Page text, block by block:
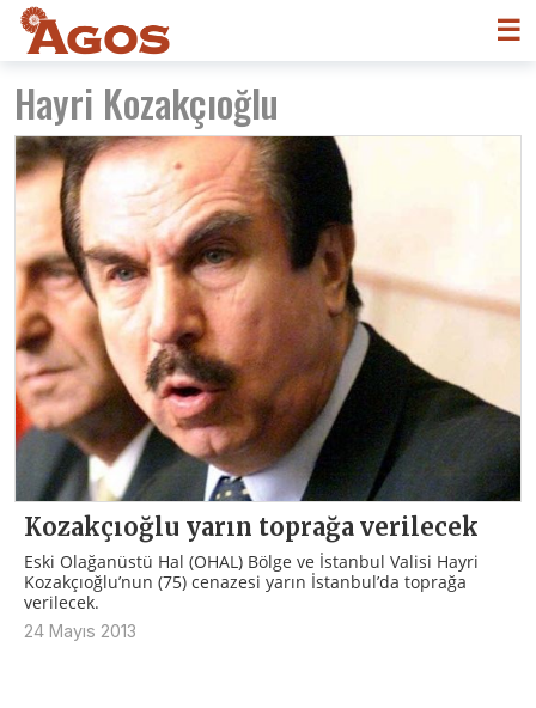
☰
Hayri Kozakçıoğlu
Kozakçıoğlu yarın toprağa verilecek
Eski Olağanüstü Hal (OHAL) Bölge ve İstanbul Valisi Hayri
Kozakçıoğlu’nun (75) cenazesi yarın İstanbul’da toprağa
verilecek.
24 Mayıs 2013